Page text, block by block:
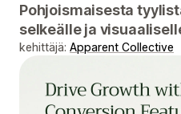
Pohjoismaisesta
selkeälle ja
kehittäjä: Apparent Collective